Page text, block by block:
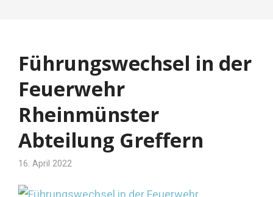
Führungswechsel in der
Feuerwehr
Rheinmünster
Abteilung Greffern
16. April 2022